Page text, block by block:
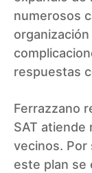
numerosos
respuestas
Ferrazzano
SAT atiende
vecinos. Por
este plan se